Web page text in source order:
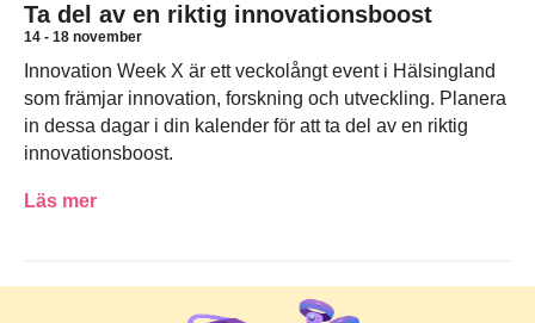
Ta del av en riktig innovationsboost
14 - 18 november
Innovation Week X är ett veckolångt event i Hälsingland
som främjar innovation, forskning och utveckling. Planera
in dessa dagar i din kalender för att ta del av en riktig
innovationsboost.
Läs mer